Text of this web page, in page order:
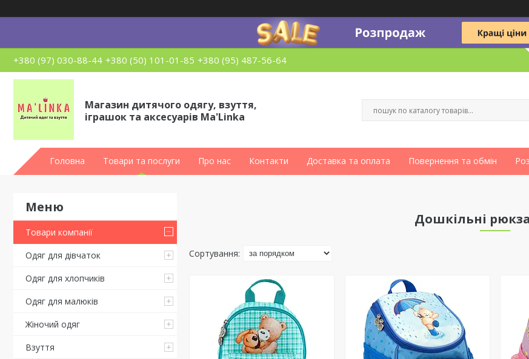
+380 (97) 030-88-44 +380 (50) 101-01-85 +380 (95) 487-56-64
Магазин дитячого одягу, взуття,
іграшок та аксесуарів Ma'Linka
Головна Товари та послуги Про нас Контакти Доставка та оплата Повернення та обмін
Товари компанії
Одяг для дівчаток
Одяг для хлопчиків
Одяг для малюків
Жіночий одяг
Взуття
Дошкільні